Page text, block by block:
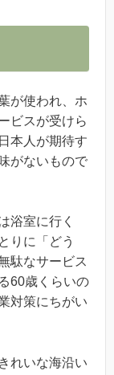
が使われ、ホ
ビスが受けら
本人が期待す
がないもので
浴室に行く
りに「どう
駄なサービス
60歳くらいの
対策にちがい
れいな海沿い